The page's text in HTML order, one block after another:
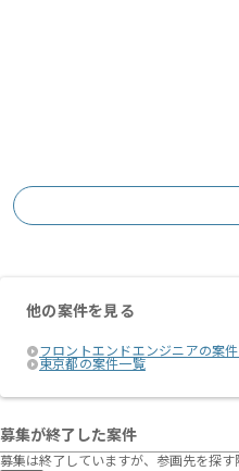
他の案件を見る
フロントエンドエンジニアの案
東京都の案件一覧
募集が終了した案件
募集は終了していますが、参画先を探